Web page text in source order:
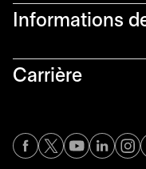
Informations
Carrière
s’ouvre dans un
s’ouvre dans un
s’ouvre